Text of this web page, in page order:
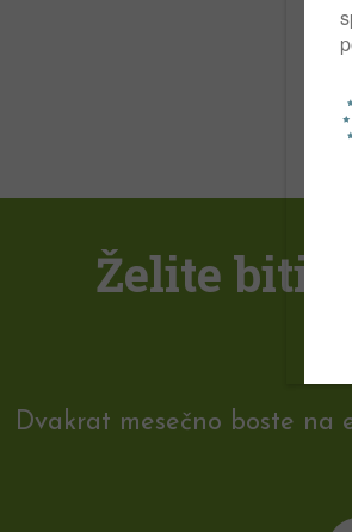
Želite biti
Dvakrat mesečno boste